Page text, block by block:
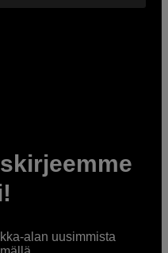
alan uusimmista